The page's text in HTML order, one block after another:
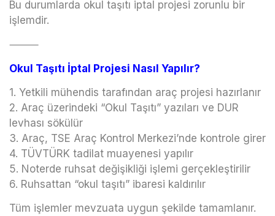
Bu durumlarda okul taşıtı iptal projesi zorunlu bir
işlemdir.
⸻
Okul Taşıtı İptal Projesi Nasıl Yapılır?
1. Yetkili mühendis tarafından araç projesi hazırlanır
2. Araç üzerindeki “Okul Taşıtı” yazıları ve DUR
levhası sökülür
3. Araç, TSE Araç Kontrol Merkezi’nde kontrole girer
4. TÜVTÜRK tadilat muayenesi yapılır
5. Noterde ruhsat değişikliği işlemi gerçekleştirilir
6. Ruhsattan “okul taşıtı” ibaresi kaldırılır
Tüm işlemler mevzuata uygun şekilde tamamlanır.